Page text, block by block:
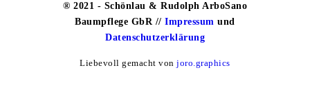
® 2021 - Schönlau & Rudolph ArboSano
Baumpflege GbR //Impressum und
Datenschutzerklärung
Liebevoll gemacht vonjoro.graphics